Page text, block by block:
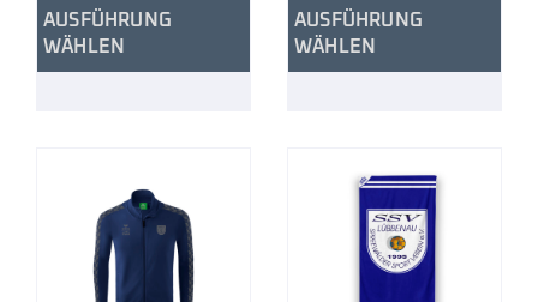
AUSFÜHRUNG
WÄHLEN
AUSFÜHRUNG
WÄHLEN